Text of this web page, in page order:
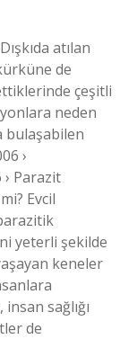
atılan
de
çeşitli
neden
bulaşabilen
›
Parazit
Evcil
yeterli şekilde
keneler
sağlığı
de